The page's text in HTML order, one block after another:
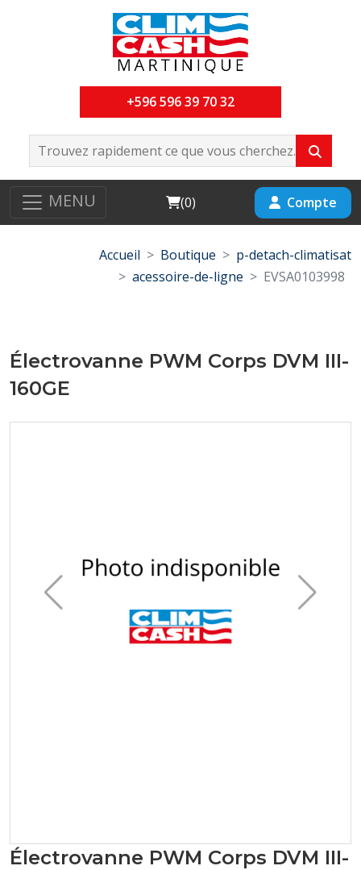
+596 596 39 70 32
MENU Cart
(0) Compte
Accueil Boutique
p-detach-climatisat
acessoire-de-ligne
EVSA0103998
Électrovanne PWM Corps DVM III-
160GE
Électrovanne PWM Corps DVM III-